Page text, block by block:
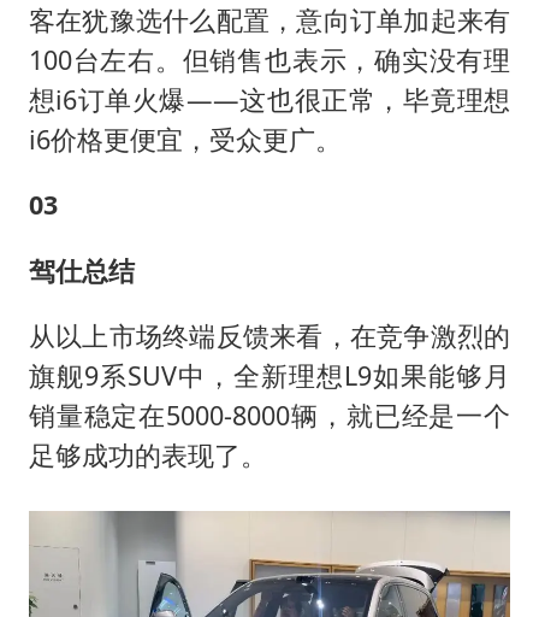
客在犹豫选什么配置，意向订单加起来有
100台左右。但销售也表示，确实没有理
想i6订单火爆——这也很正常，毕竟理想
i6价格更便宜，受众更广。
03
驾仕总结
从以上市场终端反馈来看，在竞争激烈的
旗舰9系SUV中，全新理想L9如果能够月
销量稳定在5000-8000辆，就已经是一个
足够成功的表现了。